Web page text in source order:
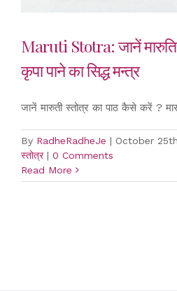
Maruti Stotra: जानें मारुति
कृपा पाने का सिद्ध मन्त्र
जानें मारुती स्तोत्र का पाठ कैसे करें ?
By RadheRadheJe | October
स्तोत्र | 0 Comments
Read More